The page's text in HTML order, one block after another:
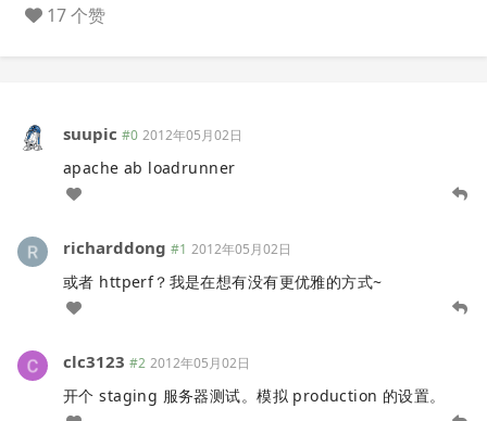
17 个赞
suupic #0 2012年05月02日
apache ab loadrunner
richarddong #1 2012年05月02日
或者 httperf？我是在想有没有更优雅的方式~
clc3123 #2 2012年05月02日
开个 staging 服务器测试。模拟 production 的设置。